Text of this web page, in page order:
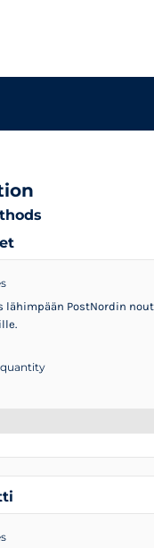
PostNordin